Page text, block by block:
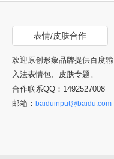
表情/皮肤合作
欢迎原创形象品牌提供百度输
入法表情包、皮肤专题。
合作联系QQ：1492527008
邮箱： baiduinput@baidu.com